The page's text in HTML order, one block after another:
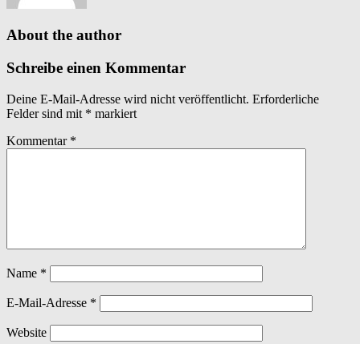
About the author
Schreibe einen Kommentar
Deine E-Mail-Adresse wird nicht veröffentlicht. Erforderliche
Felder sind mit * markiert
Kommentar *
Name *
E-Mail-Adresse *
Website